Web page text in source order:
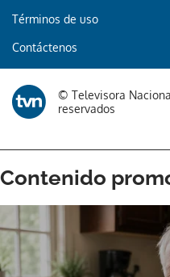
Términos de uso
Contáctenos
© Televisora
reservados